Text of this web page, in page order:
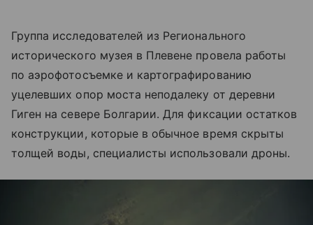
Группа исследователей из Регионального
исторического музея в Плевене провела работы
по аэрофотосъемке и картографированию
уцелевших опор моста неподалеку от деревни
Гиген на севере Болгарии. Для фиксации остатков
конструкции, которые в обычное время скрыты
толщей воды, специалисты использовали дроны.